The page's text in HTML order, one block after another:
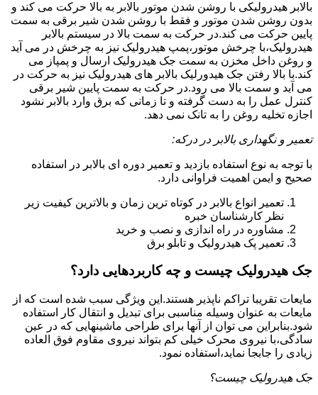
بالابر هیدرولیکی با روشن شدن موتور بالابر به بالا حرکت می کند و
بدون روشن شدن موتور و فقط با روشن شدن شیر برقی به سمت
پایین حرکت می کند.در حرکت به سمت بالا در سیستم بالابر
هیدرولیک،با چرخش موتور،پمپ هیدرولیک نیز به چرخش در می آید
و روغن داخل مخزن به سمت جک هیدرولیک ارسال و پمپاز می
کند.با بالا رفتن جک هیدورلیک بالابر های هیدرولیک نیز به حرکت در
می آید و سمت بالا می رود.در حرکت به سمت پایین شیر برقی
کنترل عمل را به دست گرفته و تا زمانی که برق وارد بالابر نشود
اجازه تخلیه روغن را به تانک نمی دهد.
تعمیر و نگهداری بالابر در درکه:
با توجه به نوع استفاده بازدید و تعمیر دوره ای بالابر در استفاده
صحیح و ایمن اهمیت فراوانی دارد.
تعمیر انواع بالابر در کوتاه ترین زمان و بالاترین کیفیت زیر
نظر کارشناسان خبره
مشاوره در راه اندازی و نصب و خرید
تعمیر پک هیدرولیک و تابلو برق
جک هیدرولیک چیست و چه کاربردهایی دارد؟
مایعات تقریبا تراکم ناپذیر هستند.این ویژگی سبب شده است که از
مایعات به عنوان وسیله مناسبی برای تبدیل و انتقال کار استفاده
شود.بنابراین می توان از آنها برای طراحی ماشینهایی که در عین
سادگی،با نیروی محرک خیلی کم بتواند نیروی مقاوم فوق العاده
زیادی را جابجا نماید،استفاده نمود.
جک هیدرولیک چیست؟